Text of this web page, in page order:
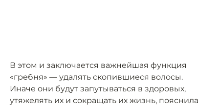
В этом и заключается важнейшая функция
«гребня» — удалять скопившиеся волосы.
Иначе они будут запутываться в здоровых,
утяжелять их и сокращать их жизнь, пояснила